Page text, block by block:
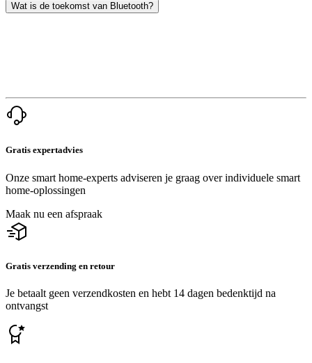
Wat is de toekomst van Bluetooth?
Gratis expertadvies
Onze smart home-experts adviseren je graag over individuele smart
home-oplossingen
Maak nu een afspraak
Gratis verzending en retour
Je betaalt geen verzendkosten en hebt 14 dagen bedenktijd na
ontvangst